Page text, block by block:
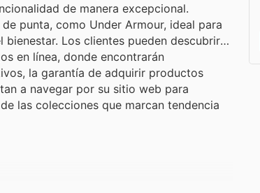
de manera excepcional.
punta, como Under Armour, ideal para
Los clientes pueden descubrir
en línea, donde encontrarán
la garantía de adquirir productos
a navegar por su sitio web para
las colecciones que marcan tendencia